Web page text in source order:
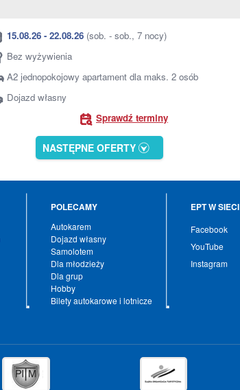
15.08.26 - 22.08.26 (sob. - sob., 7 nocy)
Bez wyżywienia
A2 jednopokojowy apartament dla maks. 2 osób
Dojazd własny
Sprawdź terminy
NASTĘPNE OFERTY
POLECAMY
Autokarem
Dojazd własny
Samolotem
Dla młodzieży
Dla grup
Hobby
Bilety autokarowe i lotnicze
EPT W SIECI
Facebook
YouTube
Instagram